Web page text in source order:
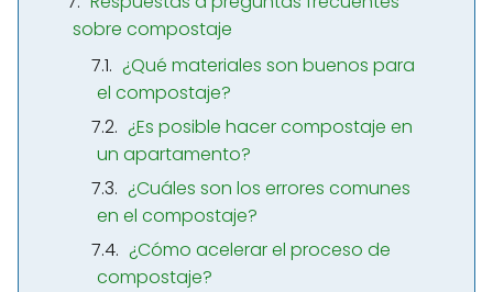
sobre compostaje
¿Qué materiales son buenos para
el compostaje?
¿Es posible hacer compostaje en
un apartamento?
¿Cuáles son los errores comunes
en el compostaje?
¿Cómo acelerar el proceso de
compostaje?